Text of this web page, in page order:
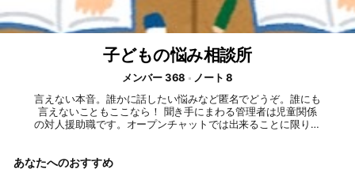
子どもの悩み相談所
メンバー 368
ノート 8
言えない本音。誰かに話したい悩みなど匿名でどうぞ。誰にも
言えないこともここなら！ 聞き手にまわる管理者は児童関係
の対人援助職です。オープンチャットでは出来ることに限りは
生、子どもが悩みを打ち明け、そして同年代が答えるという形
あなたへのおすすめ